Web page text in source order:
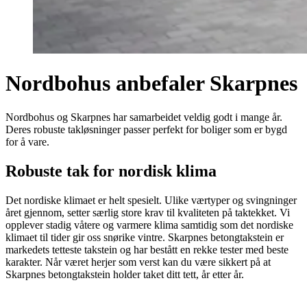
Nordbohus anbefaler Skarpnes
Nordbohus og Skarpnes har samarbeidet veldig godt i mange år.
Deres robuste takløsninger passer perfekt for boliger som er bygd
for å vare.
Robuste tak for nordisk klima
Det nordiske klimaet er helt spesielt. Ulike værtyper og svingninger
året gjennom, setter særlig store krav til kvaliteten på taktekket. Vi
opplever stadig våtere og varmere klima samtidig som det nordiske
klimaet til tider gir oss snørike vintre. Skarpnes betongtakstein er
markedets tetteste takstein og har bestått en rekke tester med beste
karakter. Når været herjer som verst kan du være sikkert på at
Skarpnes betongtakstein holder taket ditt tett, år etter år.